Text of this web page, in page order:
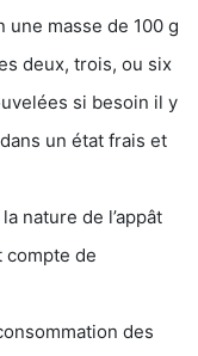
une masse de 100 g
deux, trois, ou six
si besoin il y
un état frais et
nature de l’appât
compte de
des